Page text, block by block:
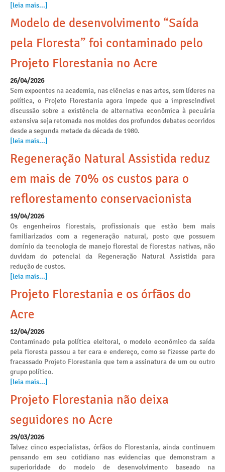
[leia mais...]
Modelo de desenvolvimento “Saída
pela Floresta” foi contaminado pelo
Projeto Florestania no Acre
26/04/2026
Sem expoentes na academia, nas ciências e nas artes, sem líderes na
política, o Projeto Florestania agora impede que a imprescindível
discussão sobre a existência de alternativa econômica à pecuária
extensiva seja retomada nos moldes dos profundos debates ocorridos
desde a segunda metade da década de 1980.
[leia mais...]
Regeneração Natural Assistida reduz
em mais de 70% os custos para o
reflorestamento conservacionista
19/04/2026
Os engenheiros florestais, profissionais que estão bem mais
familiarizados com a regeneração natural, posto que possuem
domínio da tecnologia de manejo florestal de florestas nativas, não
duvidam do potencial da Regeneração Natural Assistida para
redução de custos.
[leia mais...]
Projeto Florestania e os órfãos do
Acre
12/04/2026
Contaminado pela política eleitoral, o modelo econômico da saída
pela floresta passou a ter cara e endereço, como se fizesse parte do
fracassado Projeto Florestania que tem a assinatura de um ou outro
grupo político.
[leia mais...]
Projeto Florestania não deixa
seguidores no Acre
29/03/2026
Talvez cinco especialistas, órfãos do Florestania, ainda continuem
pensando em seu cotidiano nas evidencias que demonstram a
superioridade do modelo de desenvolvimento baseado na